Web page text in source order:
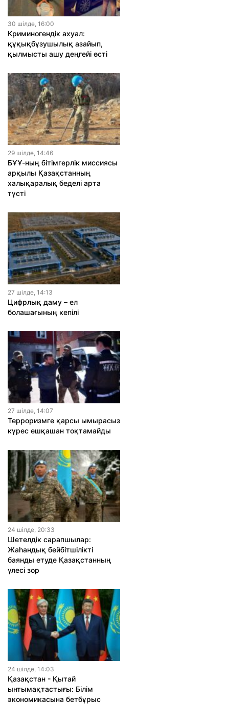
30 шiлде, 16:00
Криминогендік ахуал:
құқықбұзушылық азайып,
қылмысты ашу деңгейі өсті
29 шiлде, 14:46
БҰҰ-ның бітімгерлік миссиясы
арқылы Қазақстанның
халықаралық беделі арта
түсті
27 шiлде, 14:13
Цифрлық даму – ел
болашағының кепілі
27 шiлде, 14:07
Терроризмге қарсы ымырасыз
күрес ешқашан тоқтамайды
24 шiлде, 20:33
Шетелдік сарапшылар:
Жаһандық бейбітшілікті
баянды етуде Қазақстанның
үлесі зор
24 шiлде, 14:03
Қазақстан - Қытай
ынтымақтастығы: Білім
экономикасына бетбұрыс